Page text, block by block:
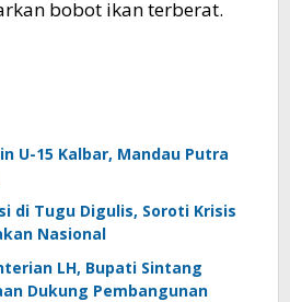
bobot ikan terberat.
U-15 Kalbar, Mandau Putra
di Tugu Digulis, Soroti Krisis
Nasional
LH, Bupati Sintang
Dukung Pembangunan